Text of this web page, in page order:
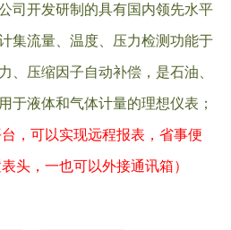
司开发研制的具有国内领先水平
集流量、温度、压力检测功能于
、压缩因子自动补偿，是石油、
于液体和气体计量的理想仪表；
，可以实现远程报表，省事便
头，一也可以外接通讯箱）